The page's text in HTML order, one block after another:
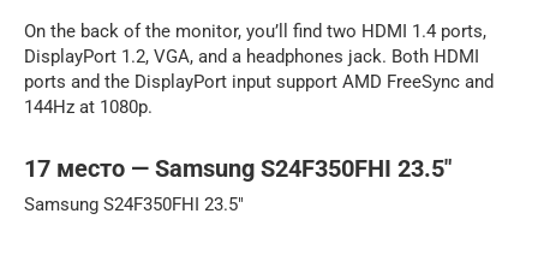
On the back of the monitor, you’ll find two HDMI 1.4 ports,
DisplayPort 1.2, VGA, and a headphones jack. Both HDMI
ports and the DisplayPort input support AMD FreeSync and
144Hz at 1080p.
17 место — Samsung S24F350FHI 23.5″
Samsung S24F350FHI 23.5″